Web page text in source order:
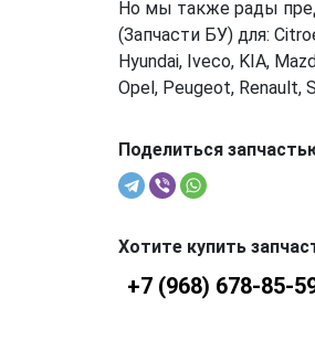
Но мы также рады
(Запчасти БУ) для:
Hyundai, Iveco, KIA,
Opel, Peugeot, Renault,
Поделиться
Хотите купить
+7 (968) 678-85-